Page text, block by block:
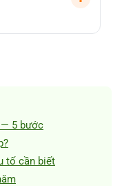
đồng hành
Hotline:
ăn uống nâng
— 5 bước
tố cần biết